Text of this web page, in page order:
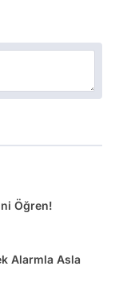
Öğren!
Alarmla Asla